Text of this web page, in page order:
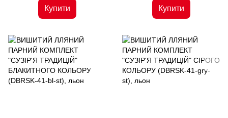
Купити
льон
Купити